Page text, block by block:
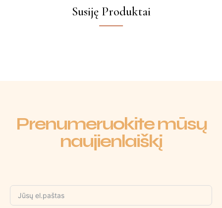
Susiję Produktai
Prenumeruokite mūsų
naujienlaiškį